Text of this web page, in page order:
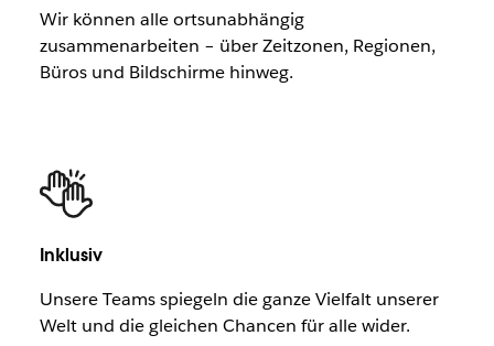
Wir können alle ortsunabhängig
zusammenarbeiten – über Zeitzonen, Regionen,
Büros und Bildschirme hinweg.
Inklusiv
Unsere Teams spiegeln die ganze Vielfalt unserer
Welt und die gleichen Chancen für alle wider.